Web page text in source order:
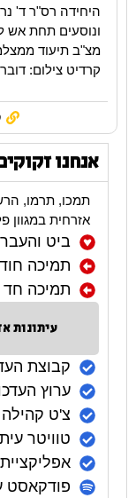
היחידה רס"ר ד'
ונוסעים תחת אש
מצ"ב תיעוד
קרדיט צילום:
אנחנו
תמכו, תרמו,
אזרחית במגוון
ביט
תמיכה
תמיכה
עיתונות
קבוצת
ערוץ
צ'ט
טוויטר
פודקאסט